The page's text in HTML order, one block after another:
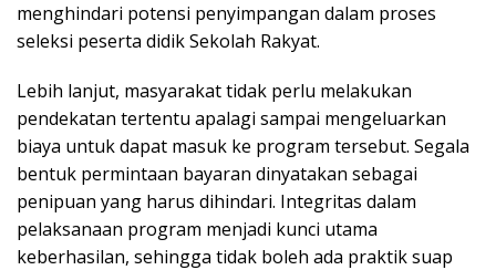
menghindari potensi penyimpangan dalam proses
seleksi peserta didik Sekolah Rakyat.
Lebih lanjut, masyarakat tidak perlu melakukan
pendekatan tertentu apalagi sampai mengeluarkan
biaya untuk dapat masuk ke program tersebut. Segala
bentuk permintaan bayaran dinyatakan sebagai
penipuan yang harus dihindari. Integritas dalam
pelaksanaan program menjadi kunci utama
keberhasilan, sehingga tidak boleh ada praktik suap